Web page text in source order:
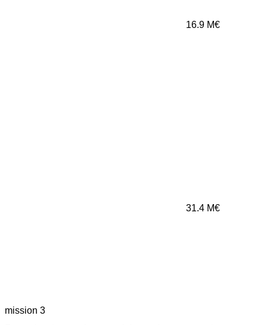
16.9 M€
31.4 M€
mission 3